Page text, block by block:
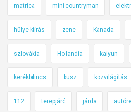
matrica mini countryman
hülye kiírás zene Kanada
szlovákia Hollandia kaiyun
kerékbilincs busz közvilágítás
112 terepjáró járda